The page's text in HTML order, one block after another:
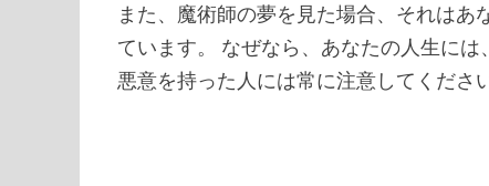
また、魔術師の夢を見た場合、それは
ています。 なぜなら、あなたの人生に
悪意を持った人には常に注意してください